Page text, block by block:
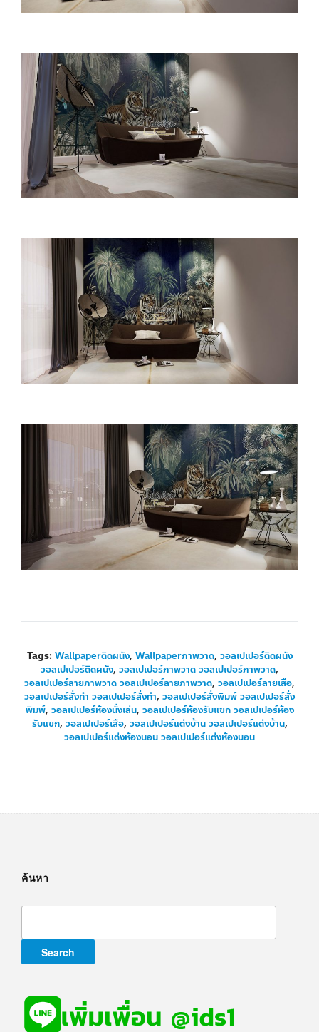
Tags: Wallpaperติดผนัง, Wallpaperภาพวาด, วอลเปเปอร์ติดผนัง
วอลเปเปอร์ติดผนัง, วอลเปเปอร์ภาพวาด วอลเปเปอร์ภาพวาด,
วอลเปเปอร์ลายภาพวาด วอลเปเปอร์ลายภาพวาด, วอลเปเปอร์ลายเสือ,
วอลเปเปอร์สั่งทำ วอลเปเปอร์สั่งทำ, วอลเปเปอร์สั่งพิมพ์ วอลเปเปอร์สั่ง
พิมพ์, วอลเปเปอร์ห้องนั่งเล่น, วอลเปเปอร์ห้องรับแขก วอลเปเปอร์ห้อง
รับแขก, วอลเปเปอร์เสือ, วอลเปเปอร์แต่งบ้าน วอลเปเปอร์แต่งบ้าน,
วอลเปเปอร์แต่งห้องนอน วอลเปเปอร์แต่งห้องนอน
ค้นหา